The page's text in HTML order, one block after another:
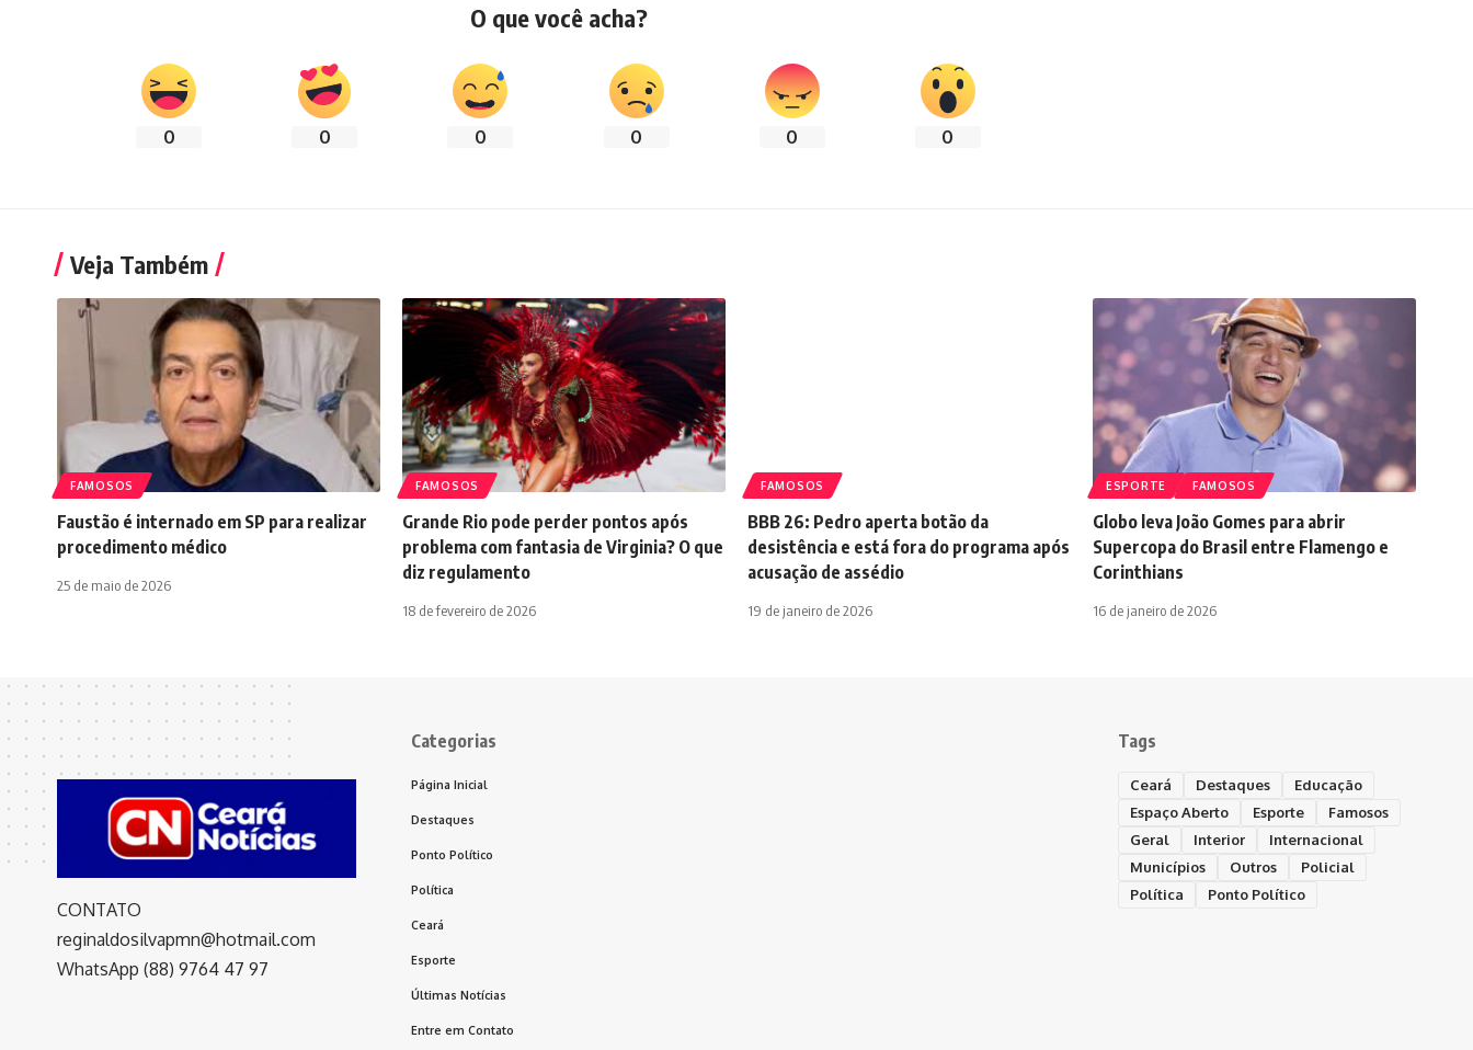
O que você acha?
0 0 0 0 0 0
Veja Também
FAMOSOS
Faustão é internado em SP para realizar
procedimento médico
25 de maio de 2026
FAMOSOS
Grande Rio pode perder pontos após
problema com fantasia de Virginia? O que
diz regulamento
18 de fevereiro de 2026
FAMOSOS
BBB 26: Pedro aperta botão da
desistência e está fora do programa após
acusação de assédio
19 de janeiro de 2026
ESPORTE FAMOSOS
Globo leva João Gomes para abrir
Supercopa do Brasil entre Flamengo e
Corinthians
16 de janeiro de 2026
CONTATO
reginaldosilvapmn@hotmail.com
WhatsApp (88) 9764 47 97
Categorias
Página Inicial
Destaques
Ponto Político
Política
Ceará
Esporte
Últimas Notícias
Entre em Contato
Tags
Ceará Destaques
Educação
Espaço Aberto
Esporte
Famosos
Geral
Interior
Internacional
Municípios
Outros
Policial
Política
Ponto Político